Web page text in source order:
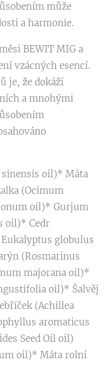
může
a harmonie.
BEWIT MIG a
vzácných esencí.
je, že dokáží
a mnohými
sinensis oil)* Máta
(Ocimum
oil)* Gurjum
oil)* Cedr
globulus
(Rosmarinus
majorana oil)*
oil)* Šalvěj
(Achillea
aromaticus
Seed Oil oil)
oil)* Máta rolní